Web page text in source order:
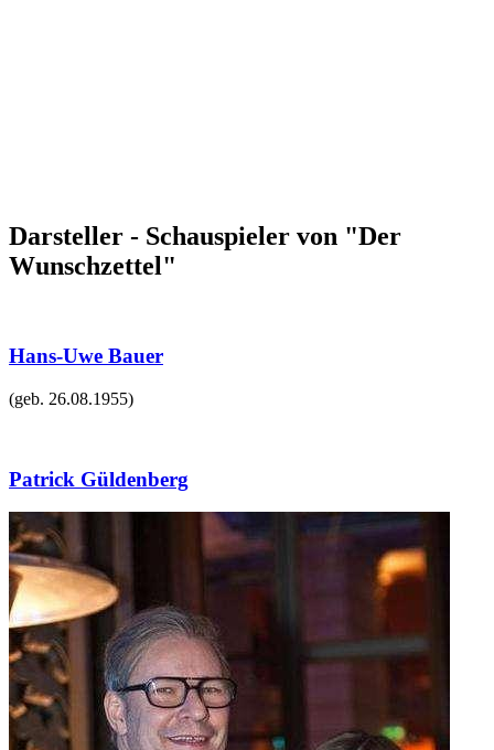
Darsteller - Schauspieler von "Der
Wunschzettel"
Hans-Uwe Bauer
(geb. 26.08.1955)
Patrick Güldenberg